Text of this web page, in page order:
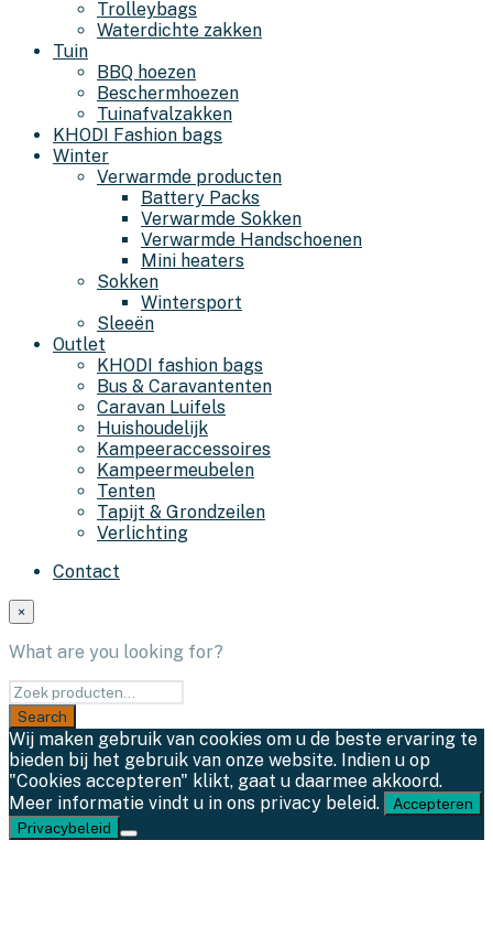
Trolleybags
Waterdichte zakken
Tuin
BBQ hoezen
Beschermhoezen
Tuinafvalzakken
KHODI Fashion bags
Winter
Verwarmde producten
Battery Packs
Verwarmde Sokken
Verwarmde Handschoenen
Mini heaters
Sokken
Wintersport
Sleeën
Outlet
KHODI fashion bags
Bus & Caravantenten
Caravan Luifels
Huishoudelijk
Kampeeraccessoires
Kampeermeubelen
Tenten
Tapijt & Grondzeilen
Verlichting
Contact
×
What are you looking for?
Wij maken gebruik van cookies om u de beste ervaring te
bieden bij het gebruik van onze website. Indien u op
"Cookies accepteren" klikt, gaat u daarmee akkoord.
Meer informatie vindt u in ons privacy beleid.
Accepteren
Privacybeleid